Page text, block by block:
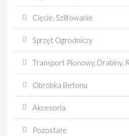
Cięcie, Szlifowanie
Sprzęt Ogrodniczy
Transport Pionowy, Drabiny,
Obróbka Betonu
Akcesoria
Pozostałe